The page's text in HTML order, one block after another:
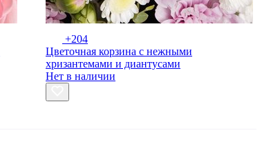
+204
Цветочная корзина с нежными
хризантемами и диантусами
Нет в наличии